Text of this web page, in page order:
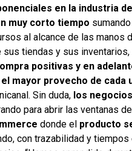
en la industria
muy corto tiempo
al alcance de las manos
tiendas y sus inventarios,
positivas y en
mayor provecho de cada
Sin duda, los
para abrir las ventanas
donde el producto
con trazabilidad y